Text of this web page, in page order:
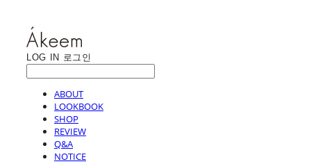
LOG IN 로그인
ABOUT
LOOKBOOK
SHOP
REVIEW
Q&A
NOTICE